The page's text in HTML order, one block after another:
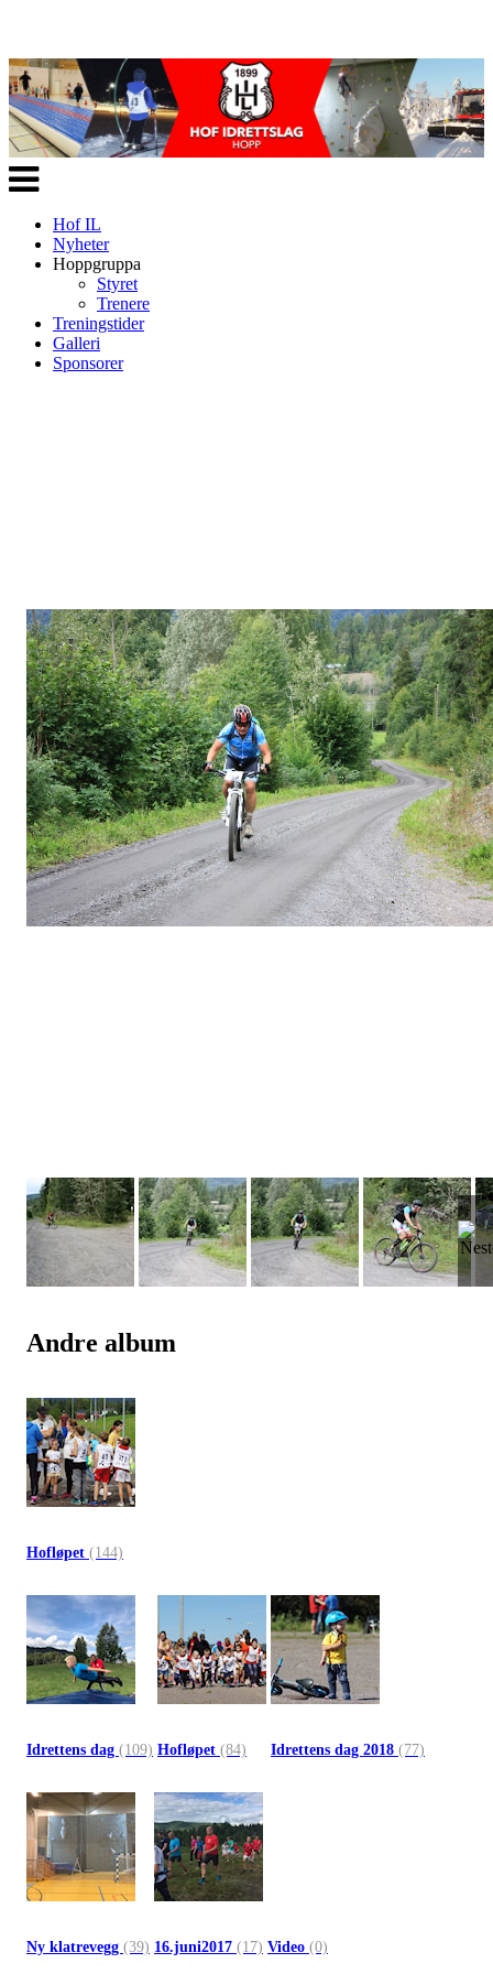
Veksle
navigasjon
Hof IL
Nyheter
Hoppgruppa
Styret
Trenere
Treningstider
Galleri
Sponsorer
Andre album
Hofløpet (144)
Idrettens dag (109) Hofløpet (84) Idrettens dag 2018 (77)
Ny klatrevegg (39) 16.juni2017 (17) Video (0)